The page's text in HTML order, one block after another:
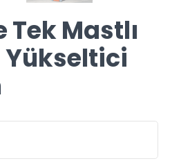
Tek Mastlı
Yükseltici